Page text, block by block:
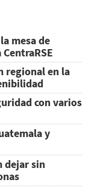
mesa de
regional en la
con varios
y
dejar sin